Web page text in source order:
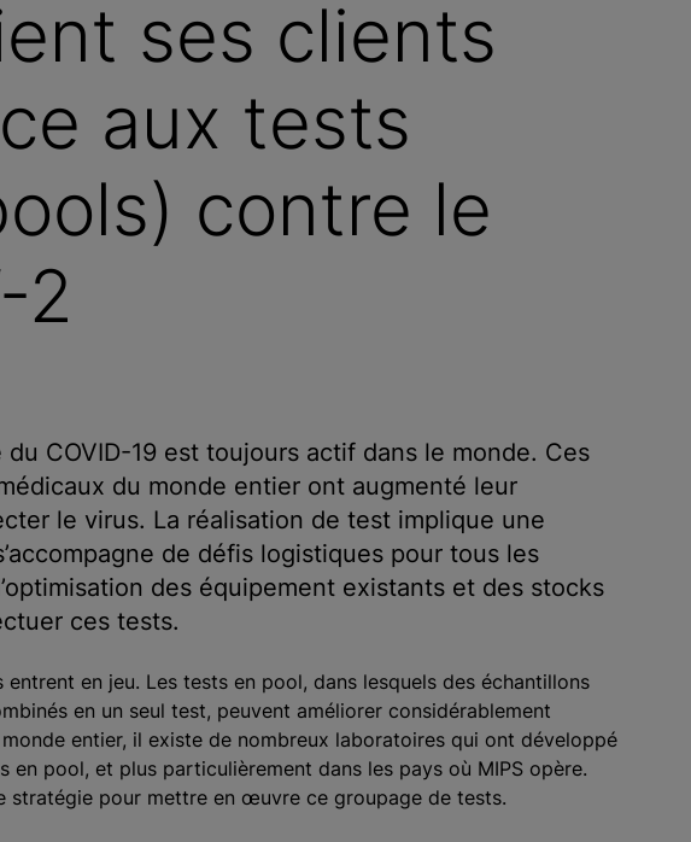
ses clients
aux tests
contre le
2
COVID-19 est toujours actif dans le monde. Ces
du monde entier ont augmenté leur
le virus. La réalisation de test implique une
de défis logistiques pour tous les
des équipement existants et des stocks
ces tests.
entrent en jeu. Les tests en pool, dans lesquels des échantillons
en un seul test, peuvent améliorer considérablement
monde entier, il existe de nombreux laboratoires qui ont développé
pool, et plus particulièrement dans les pays où MIPS opère.
stratégie pour mettre en œuvre ce groupage de tests.